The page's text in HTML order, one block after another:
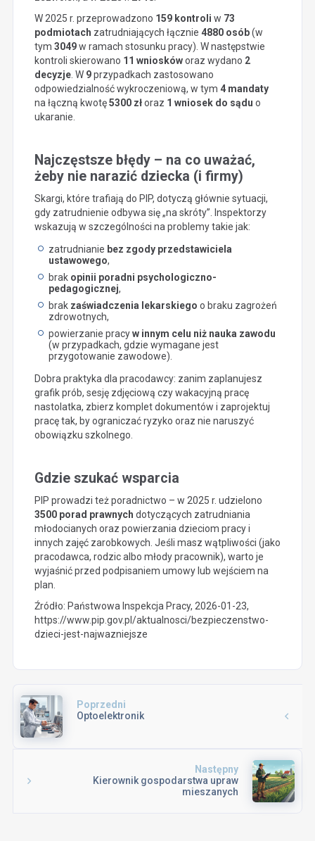
W 2025 r. przeprowadzono 159 kontroli w 73
podmiotach zatrudniających łącznie 4880 osób(w
tym 3049w ramach stosunku pracy). W następstwie
kontroli skierowano 11 wnioskóworaz wydano 2
decyzje. W 9przypadkach zastosowano
odpowiedzialność wykroczeniową, w tym 4 mandaty
na łączną kwotę5300 złoraz 1 wniosek do sądu o
ukaranie.
Najczęstsze błędy – na co uważać,
żeby nie narazić dziecka (i firmy)
Skargi, które trafiają do PIP, dotyczą głównie sytuacji,
gdy zatrudnienie odbywa się „na skróty”. Inspektorzy
wskazują w szczególności na problemy takie jak:
zatrudnianie bez zgody przedstawiciela
ustawowego,
brak opinii poradni psychologiczno-
pedagogicznej,
brak zaświadczenia lekarskiego o braku zagrożeń
zdrowotnych,
powierzanie pracyw innym celu niż nauka zawodu
(w przypadkach, gdzie wymagane jest
przygotowanie zawodowe).
Dobra praktyka dla pracodawcy: zanim zaplanujesz
grafik prób, sesję zdjęciową czy wakacyjną pracę
nastolatka, zbierz komplet dokumentów i zaprojektuj
pracę tak, by ograniczać ryzyko oraz nie naruszyć
obowiązku szkolnego.
Gdzie szukać wsparcia
PIP prowadzi też poradnictwo – w 2025 r. udzielono
3500 porad prawnych dotyczących zatrudniania
młodocianych oraz powierzania dzieciom pracy i
innych zajęć zarobkowych. Jeśli masz wątpliwości (jako
pracodawca, rodzic albo młody pracownik), warto je
wyjaśnić przed podpisaniem umowy lub wejściem na
plan.
Źródło: Państwowa Inspekcja Pracy, 2026-01-23,
https://www.pip.gov.pl/aktualnosci/bezpieczenstwo-
dzieci-jest-najwazniejsze
Poprzedni
Optoelektronik
Następny
Kierownik gospodarstwa upraw
mieszanych